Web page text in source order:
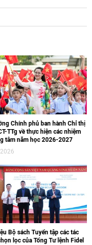
Chính phủ ban hành Chỉ thị
TTg về thực hiện các nhiệm
tâm năm học 2026-2027
Bộ sách Tuyển tập các tác
lọc của Tổng Tư lệnh Fidel